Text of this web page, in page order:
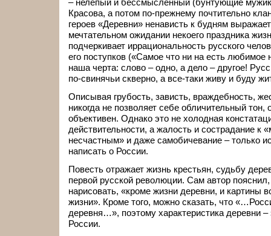
– нелепый и бессмысленный (бунтующие
Красова, а потом по-прежнему почтительно
героев «Деревни» ненависть к будням
мечтательном ожидании некоего праздника
подчеркивает иррациональность русского
его поступков («Самое что ни на есть любимое
наша черта: слово – одно, а дело – другое!
по-свинячьи скверно, а все-таки живу и буду
Описывая грубость, зависть, враждебность,
никогда не позволяет себе обличительный тон,
объективен. Однако это не холодная
действительности, а жалость и сострадание к
несчастным» и даже самобичевание – только
написать о России.
Повесть отражает жизнь крестьян, судьбу
первой русской революции. Сам автор
нарисовать, «кроме жизни деревни, и картины
жизни». Кроме того, можно сказать, что
деревня…», поэтому характеристика деревни –
России.